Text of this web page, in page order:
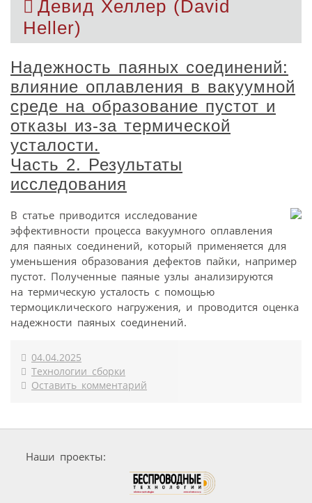
Девид Хеллер (David
Heller)
Надежность паяных соединений:
влияние оплавления в вакуумной
среде на образование пустот и
отказы из­-за термической
усталости.
Часть 2. Результаты
исследования
В статье приводится исследование
эффективности процесса вакуумного оплавления
для паяных соединений, который применяется для
уменьшения образования дефектов пайки, например
пустот. Полученные паяные узлы анализируются
на термическую усталость с помощью
термоциклического нагружения, и проводится оценка
надежности паяных соединений.
04.04.2025
Технологии сборки
Оставить комментарий
Наши проекты: